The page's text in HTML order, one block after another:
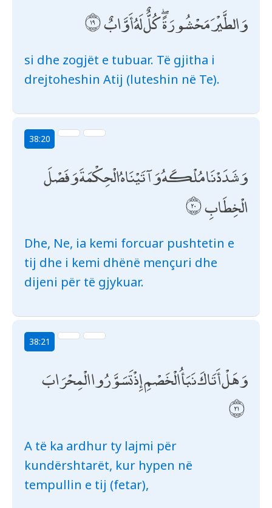
وَالطَّيْرَ مَحْشُورَةً ۖ كُلٌّ لَهُ أَوَّابٌ
si dhe zogjët e tubuar. Të gjitha i
drejtoheshin Atij (luteshin në Te).
38:20
وَشَدَدْنَا مُلْكَهُ وَآتَيْنَاهُ الْحِكْمَةَ وَفَصْلَ
الْخِطَابِ
Dhe, Ne, ia kemi forcuar pushtetin e
tij dhe i kemi dhënë mençuri dhe
dijeni për të gjykuar.
38:21
وَهَلْ أَتَاكَ نَبَأُ الْخَصْمِ إِذْ تَسَوَّرُوا الْمِحْرَابَ
A të ka ardhur ty lajmi për
kundërshtarët, kur hypen në
tempullin e tij (fetar),